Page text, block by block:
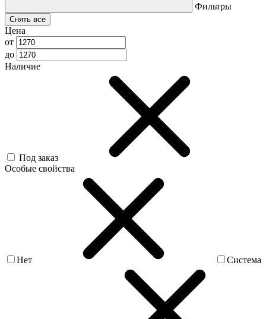
Фильтры
Снять все
Цена
от
до
Наличие
Под заказ
Особые свойства
Нет Система